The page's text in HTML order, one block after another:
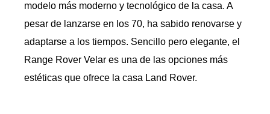
modelo más moderno y tecnológico de la casa. A
pesar de lanzarse en los 70, ha sabido renovarse y
adaptarse a los tiempos. Sencillo pero elegante, el
Range Rover Velar es una de las opciones más
estéticas que ofrece la casa Land Rover.